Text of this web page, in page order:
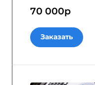
70 000р
Заказать